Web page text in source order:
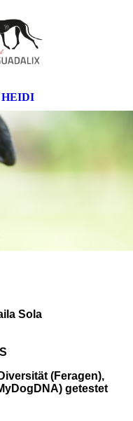
HEIDI
Sola
(Feragen),
getestet